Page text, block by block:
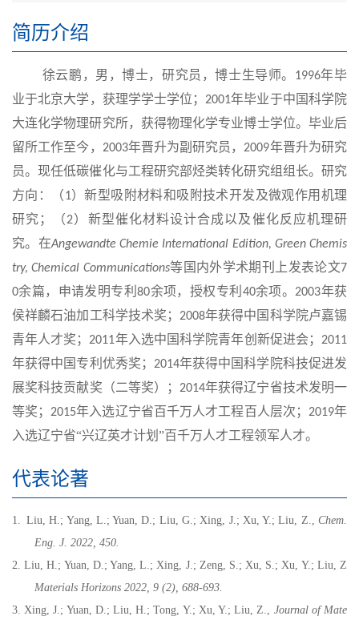
简历介绍
徐云鹏，男，博士，研究员，博士生导师。 1996年毕
业于北京大学，获理学学士学位； 2001年毕业于中国科学院
大连化学物理研究所，获得物理化学专业博士学位。毕业后
留所工作至今， 2003年晋升为副研究员， 2009年晋升为研究
员。现任低碳催化与工程研究部烃类转化研究组组长。研究
方向：（1）新型吸附材料和吸附技术开发及微观作用机理
研究；（2）新型催化材料设计合成以及催化反应机理研
究。在Angewandte Chemie International Edition, Green Chemis
try, Chemical Communications等国内外学术期刊上发表论文7
0余篇，申请发明专利80余项，授权专利 40余项。 2003年获
侯祥麟石油加工科学技术奖； 2008年获得中国科学院卢嘉锡
青年人才奖； 2011年入选中国科学院青年创新促进会； 2011
年获得中国专利优秀奖； 2014年获得中国科学院科技促进发
展奖科技贡献奖（二等奖）； 2014年获得辽宁省技术发明一
等奖； 2015年入选辽宁省百千万人才工程百人层次； 2019年
入选辽宁省“兴辽英才计划”百千万人才工程领军人才。
代表论著
1. Liu, H.; Yang, L.; Yuan, D.; Liu, G.; Xing, J.; Xu, Y.; Liu, Z., Chem.
Eng. J. 2022, 450.
2. Liu, H.; Yuan, D.; Yang, L.; Xing, J.; Zeng, S.; Xu, S.; Xu, Y.; Liu, Z
Materials Horizons 2022, 9 (2), 688-693.
3. Xing, J.; Yuan, D.; Liu, H.; Tong, Y.; Xu, Y.; Liu, Z., Journal of Mate